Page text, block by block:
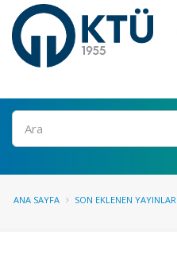
Ara
ANA SAYFA SON EKLENEN YAYINLAR